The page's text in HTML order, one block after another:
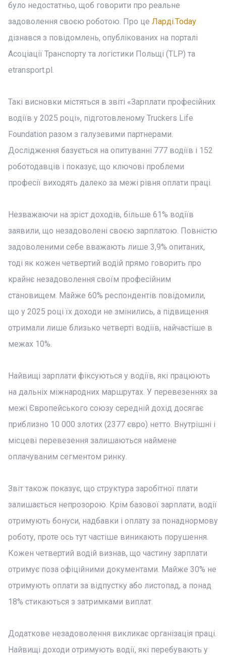
було недостатньо, щоб говорити про реальне
задоволення своєю роботою. Про це Ларді.Today
дізнався з повідомлень, опублікованих на порталі
Асоціації Транспорту та логістики Польщі (TLP) та
etransport.pl.
Такі висновки містяться в звіті «Зарплати професійних
водіїв у 2025 році», підготовленому Truckers Life
Foundation разом з галузевими партнерами.
Дослідження базується на опитуванні 777 водіїв і 152
роботодавців і показує, що ключові проблеми
професії виходять далеко за межі рівня оплати праці.
Незважаючи на зріст доходів, більше 61% водіїв
заявили, що незадоволені своєю зарплатою. Повністю
задоволеними себе вважають лише 3,9% опитаних,
тоді як кожен четвертий водій прямо говорить про
крайнє незадоволення своїм професійним
становищем. Майже 60% респондентів повідомили,
що у 2025 році їх доходи не змінились, а підвищення
отримали лише близько четверті водіїв, найчастіше в
межах 10%.
Найвищі зарплати фіксуються у водіїв, які працюють
на дальніх міжнародних маршрутах. У перевезеннях за
межі Європейського союзу середній дохід досягає
приблизно 10 000 злотих (2377 євро) нетто. Внутрішні і
місцеві перевезення залишаються наймене
оплачуваним сегментом ринку.
Звіт також показує, що структура заробітної плати
залишається непрозорою. Крім базової зарплати, водії
отримують бонуси, надбавки і оплату за понаднормову
роботу, проте ось тут частіше виникають порушення.
Кожен четвертий водій визнав, що частину зарплати
отримує поза офіційними документами. Майже 30% не
отримують оплати за відпустку або листопад, а понад
18% стикаються з затримками виплат.
Додаткове незадоволення викликає організація праці.
Найвищі доходи отримують водії, які перебувають у